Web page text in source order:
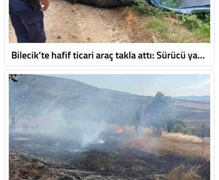
Bilecik’te hafif ticari araç takla attı: Sürücü ya…